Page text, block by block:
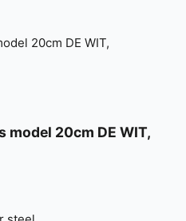
model 20cm DE WIT,